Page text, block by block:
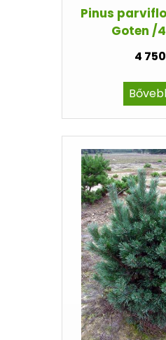
Pinus
Goten /
4